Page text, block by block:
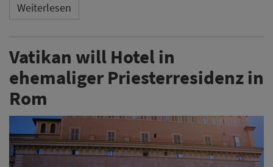
Weiterlesen
Vatikan will Hotel in
ehemaliger Priesterresidenz in
Rom